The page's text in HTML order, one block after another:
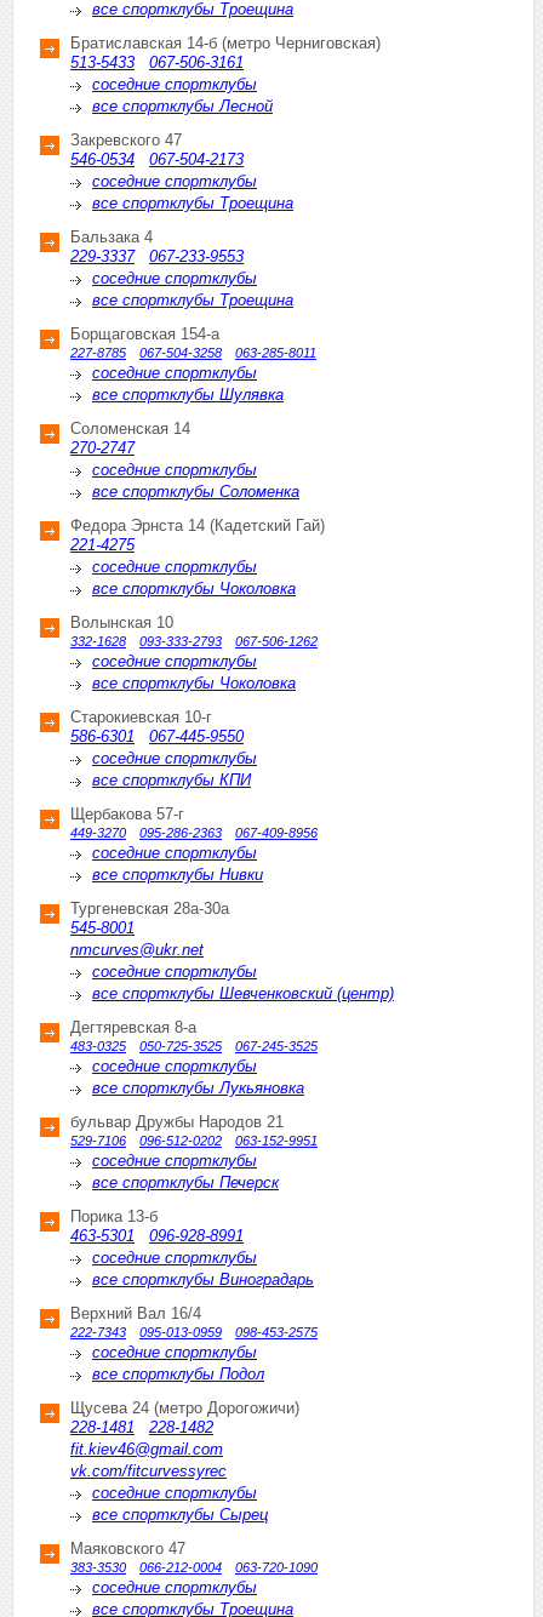
все спортклубы Троещина
Братиславская 14-б (метро Черниговская)
513-5433
067-506-3161
соседние спортклубы
все спортклубы Лесной
Закревского 47
546-0534
067-504-2173
соседние спортклубы
все спортклубы Троещина
Бальзака 4
229-3337
067-233-9553
соседние спортклубы
все спортклубы Троещина
Борщаговская 154-а
227-8785 067-504-3258 063-285-8011
соседние спортклубы
все спортклубы Шулявка
Соломенская 14
270-2747
соседние спортклубы
все спортклубы Соломенка
Федора Эрнста 14 (Кадетский Гай)
221-4275
соседние спортклубы
все спортклубы Чоколовка
Волынская 10
332-1628 093-333-2793 067-506-1262
соседние спортклубы
все спортклубы Чоколовка
Старокиевская 10-г
586-6301
067-445-9550
соседние спортклубы
все спортклубы КПИ
Щербакова 57-г
449-3270 095-286-2363 067-409-8956
соседние спортклубы
все спортклубы Нивки
Тургеневская 28а-30а
545-8001
nmcurves@ukr.net
соседние спортклубы
все спортклубы Шевченковский (центр)
Дегтяревская 8-а
483-0325 050-725-3525 067-245-3525
соседние спортклубы
все спортклубы Лукьяновка
бульвар Дружбы Народов 21
529-7106 096-512-0202 063-152-9951
соседние спортклубы
все спортклубы Печерск
Порика 13-б
463-5301
096-928-8991
соседние спортклубы
все спортклубы Виноградарь
Верхний Вал 16/4
222-7343 095-013-0959 098-453-2575
соседние спортклубы
все спортклубы Подол
Щусева 24 (метро Дорогожичи)
228-1481
228-1482
fit.kiev46@gmail.com
vk.com/fitcurvessyrec
соседние спортклубы
все спортклубы Сырец
Маяковского 47
383-3530 066-212-0004 063-720-1090
соседние спортклубы
все спортклубы Троещина